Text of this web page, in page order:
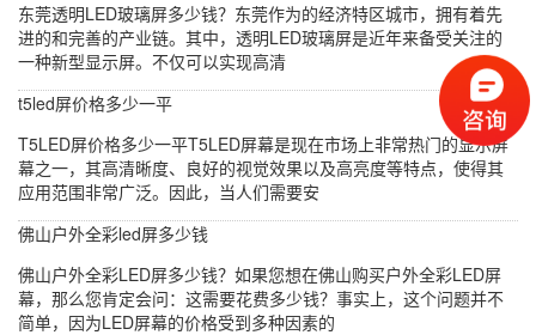
东莞透明LED玻璃屏多少钱？东莞作为的经济特区城市，拥有着先
进的和完善的产业链。其中，透明LED玻璃屏是近年来备受关注的
一种新型显示屏。不仅可以实现高清
t5led屏价格多少一平
T5LED屏价格多少一平T5LED屏幕是现在市场上非常热门的显示屏
幕之一，其高清晰度、良好的视觉效果以及高亮度等特点，使得其
应用范围非常广泛。因此，当人们需要安
佛山户外全彩led屏多少钱
佛山户外全彩LED屏多少钱？如果您想在佛山购买户外全彩LED屏
幕，那么您肯定会问：这需要花费多少钱？事实上，这个问题并不
简单，因为LED屏幕的价格受到多种因素的